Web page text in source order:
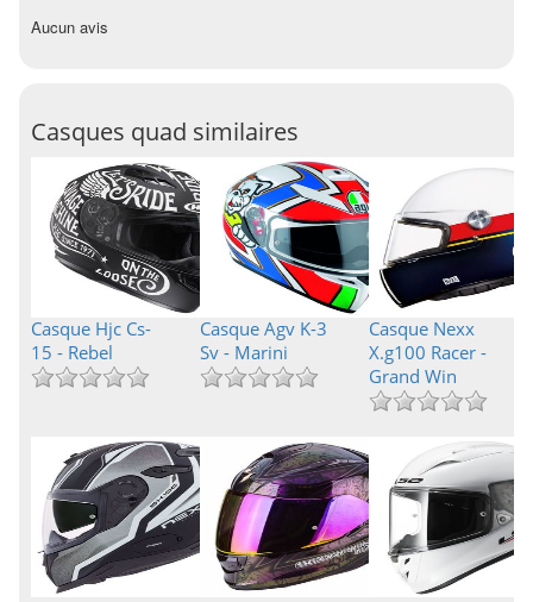
Aucun avis
Casques quad similaires
Casque Hjc Cs-
15 - Rebel
Casque Agv K-3
Sv - Marini
Casque Nexx
X.g100 Racer -
Grand Win